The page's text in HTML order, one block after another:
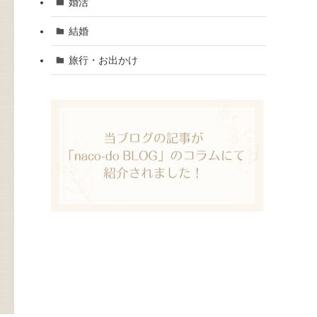
結婚
旅行・お出かけ